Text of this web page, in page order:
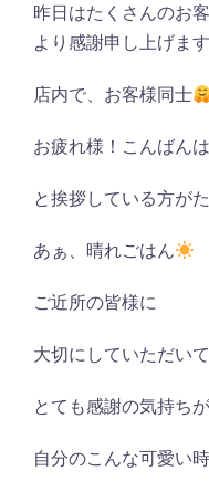
昨日はたくさんのお
より感謝申し上げます
店内で、お客様同士
お疲れ様！こんばんは
と挨拶している方が
あぁ、晴れごはん
ご近所の皆様に
大切にしていただい
とても感謝の気持ち
自分のこんな可愛い